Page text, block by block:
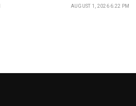
AUGUST 1, 2026 6:22 PM